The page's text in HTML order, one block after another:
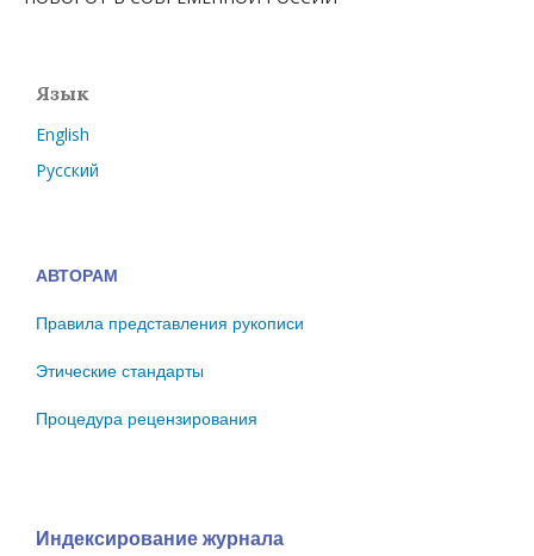
Язык
English
Русский
АВТОРАМ
Правила представления рукописи
Этические стандарты
Процедура рецензирования
Индексирование журнала